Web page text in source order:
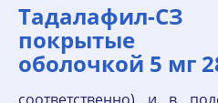
Тадалафил-
покрытые
оболочкой 5 мг